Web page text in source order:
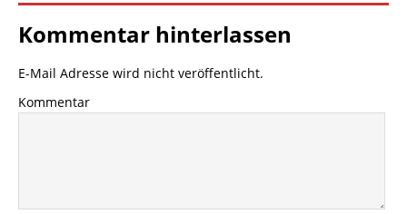
Kommentar hinterlassen
E-Mail Adresse wird nicht veröffentlicht.
Kommentar